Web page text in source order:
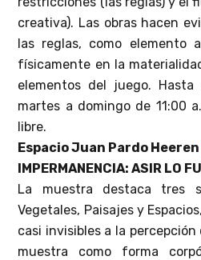
creativa). Las obras hacen
las reglas, como elemento
físicamente en la
elementos del juego.
martes a domingo de 11:00
libre.
Espacio Juan Pardo Heeren
IMPERMANENCIA: ASIR LO
La muestra destaca tres
Vegetales, Paisajes y
casi invisibles a la
muestra como forma